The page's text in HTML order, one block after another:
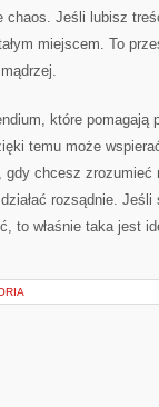
chaos. Jeśli lubisz
miejscem. To
które pomagają
temu może
gdy chcesz
rozsądnie.
to właśnie taka jest